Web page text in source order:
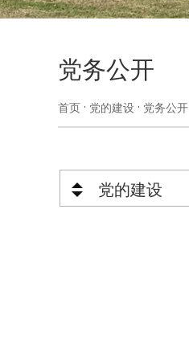
党务公开
首页 党的建设 党务公开
党的建设